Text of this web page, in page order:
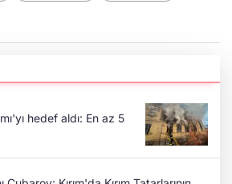
hedef aldı: En az 5